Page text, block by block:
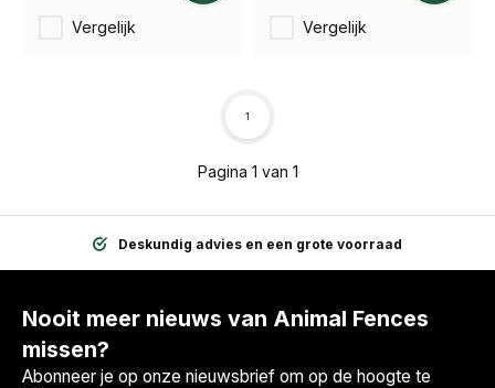
Vergelijk Vergelijk
Pagina 1 van 1
1
Deskundig advies en een grote voorraad
Nooit meer nieuws van Animal Fences
missen?
Abonneer je op onze nieuwsbrief om op de hoogte te